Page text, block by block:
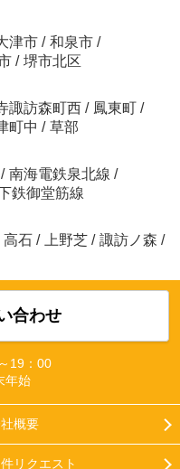
津市 / 和泉市 /
/ 堺市北区
諏訪森町西 / 鳳東町 /
町中 / 草部
/ 南海電鉄泉北線 /
鉄御堂筋線
高石 / 上野芝 / 諏訪ノ森 /
合わせ
19：00
年始
概要
リクエスト